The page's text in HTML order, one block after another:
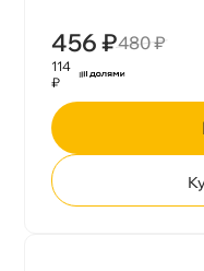
456 ₽480 ₽
114
₽